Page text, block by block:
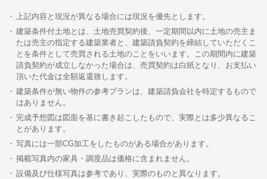
上記内容と現況が異なる場合には現況を優先とします。
建築条件付土地とは、土地売買契約後、一定期間以内に土地の売主ま
たは売主の指定する建築業者と、建築請負契約を締結していただくこ
とを条件として売買される土地のことをいいます。この期間内に建築
請負契約が成立しなかった場合は、売買契約は白紙となり、お支払い
頂いた代金は全額返還致します。
建築条件が無い物件の参考プランは、建築請負会社を特定するもので
はありません。
完成予想図は図面を基に書き起こしたもので、実際とは多少異なるこ
とがあります。
写真には一部CG加工をしたものがある場合があります。
掲載写真内の家具・調度品は価格に含まれません。
設備及び仕様写真は参考であり、実際のものと異なります。